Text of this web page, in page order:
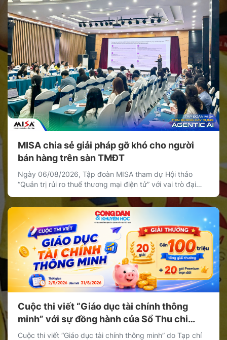
phát triển dài hạn, xác lập các ưu tiên chiến lược […]
MISA chia sẻ giải pháp gỡ khó cho người
bán hàng trên sàn TMĐT
Ngày 06/08/2026, Tập đoàn MISA tham dự Hội thảo
“Quản trị rủi ro thuế thương mại điện tử” với vai trò đại
chia sẻ giải pháp giúp cá nhân, hộ kinh doanh và doanh
nghiệp bán hàng trên nền tảng thương mại điện tử quản
[…]
Cuộc thi viết “Giáo dục tài chính thông
minh” với sự đồng hành của Sổ Thu chi
MISA
Cuộc thi viết “Giáo dục tài chính thông minh” do Tạp chí